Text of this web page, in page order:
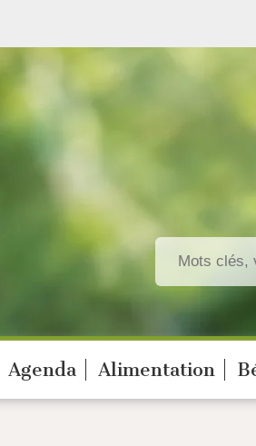
Agenda Alimentation